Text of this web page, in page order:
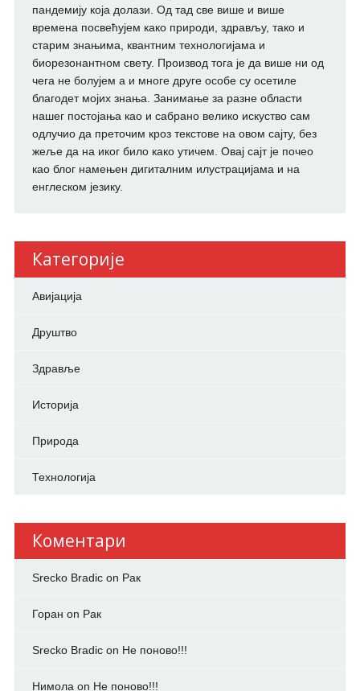
пандемију која долази. Од тад све више и више
времена посвећујем како природи, здрављу, тако и
старим знањима, квантним технологијама и
биорезонантном свету. Производ тога је да више ни од
чега не болујем а и многе друге особе су осетиле
благодет мојих знања. Занимање за разне области
нашег постојања као и сабрано велико искуство сам
одлучио да преточим кроз текстове на овом сајту, без
жеље да на иког било како утичем. Овај сајт је почео
као блог намењен дигиталним илустрацијама и на
енглеском језику.
Категорије
Авијација
Друштво
Здравље
Историја
Природа
Технологија
Коментари
Srecko Bradicon Рак
Горан on Рак
Srecko Bradicon Не поново!!!
Нимолаon Не поново!!!